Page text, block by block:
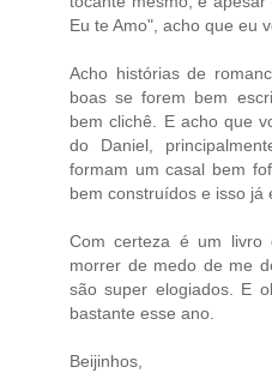
Eu te Amo", acho que eu
Acho histórias de
boas se forem bem
bem clichê. E acho que
do Daniel,
formam um casal bem
bem construídos e isso já
Com certeza é um livro
morrer de medo de me
são super elogiados. E
bastante esse ano.
Beijinhos,